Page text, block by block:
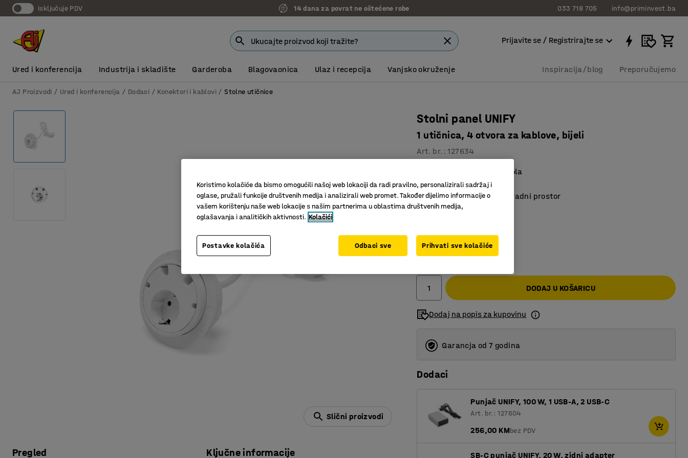
Isključuje PDV 14 dana za povrat ne oštećene robe 033 718 705 info@priminvest.ba
Prijavite se / Registrirajte se
Ured i konferencija Industrija i skladište Garderoba Blagovaonica Ulaz i recepcija Vanjsko okruženje Inspiracija/blog Preporučujemo
AJ Proizvodi Ured i konferencija Dodaci Konektori i kablovi Stolne utičnice
Slični proizvodi
Pregled Ključne informacije
Stolni panel UNIFY
1 utičnica, 4 otvora za kablove, bijeli
Art. br. :127634
Svi priključci u razini stola
Praktično korištenje
Omogućuje organiziran radni prostor
90,00 KM
DODAJ U KOŠARICU
Dodaj na popis za kupovinu
Garancja od 7 godina
Dodaci
Punjač UNIFY, 100 W, 1 USB-A, 2 USB-C
Art. br.: 127604
256,00 KMbez PDV
SB-C punjač UNIFY, 20 W, zidni adapter
Koristimo kolačiće da bismo omogućili našoj web lokaciji da radi pravilno, personalizirali sadržaj i
oglase, pružali funkcije društvenih medija i analizirali web promet. Također dijelimo informacije o
vašem korištenju naše web lokacije s našim partnerima u oblastima društvenih medija,
oglašavanja i analitičkih aktivnosti. Kolačići
Postavke kolačića Odbaci sve Prihvati sve kolačiće